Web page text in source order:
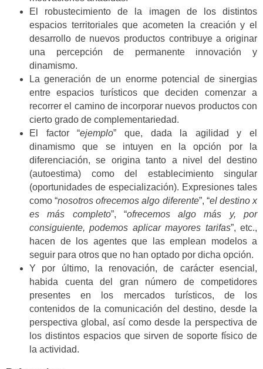
El robustecimiento de la imagen de los distintos
espacios territoriales que acometen la creación y el
desarrollo de nuevos productos contribuye a originar
una percepción de permanente innovación y
dinamismo.
La generación de un enorme potencial de sinergias
entre espacios turísticos que deciden comenzar a
recorrer el camino de incorporar nuevos productos con
cierto grado de complementariedad.
El factor “ejemplo” que, dada la agilidad y el
dinamismo que se intuyen en la opción por la
diferenciación, se origina tanto a nivel del destino
(autoestima) como del establecimiento singular
(oportunidades de especialización). Expresiones tales
como “nosotros ofrecemos algo diferente”, “el destino x
es más completo”, “ofrecemos algo más y, por
consiguiente, podemos aplicar mayores tarifas”, etc.,
hacen de los agentes que las emplean modelos a
seguir para otros que no han optado por dicha opción.
Y por último, la renovación, de carácter esencial,
habida cuenta del gran número de competidores
presentes en los mercados turísticos, de los
contenidos de la comunicación del destino, desde la
perspectiva global, así como desde la perspectiva de
los distintos espacios que sirven de soporte físico de
la actividad.